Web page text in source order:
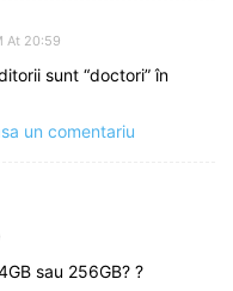
At 20:59
sunt “doctori” în
un comentariu
sau 256GB? ?